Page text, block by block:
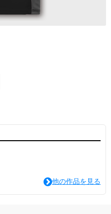
他の作品を見る